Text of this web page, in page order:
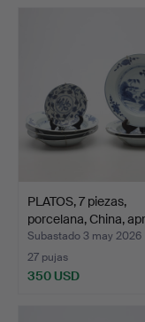
PLATOS, 7 piezas,
porcelana, China,
Subastado 3 may 2026
27 pujas
350 USD